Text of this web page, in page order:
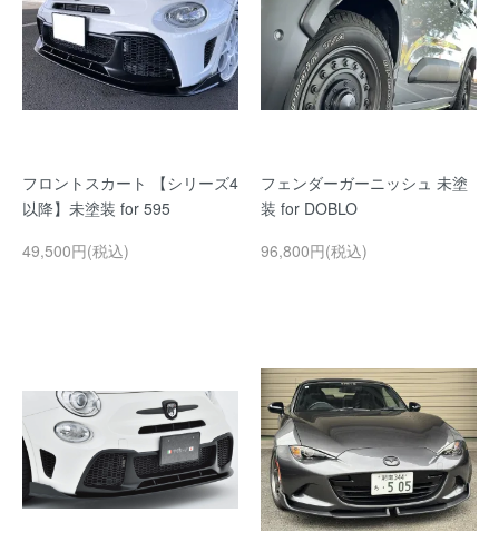
フロントスカート 【シリーズ4
以降】未塗装 for 595
49,500円(税込)
フェンダーガーニッシュ 未塗
装 for DOBLO
96,800円(税込)